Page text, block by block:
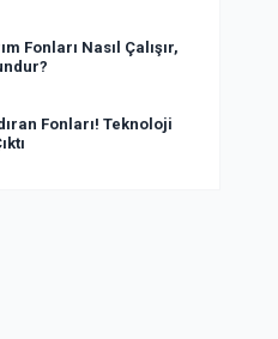
Fonları Nasıl Çalışır,
Fonları! Teknoloji